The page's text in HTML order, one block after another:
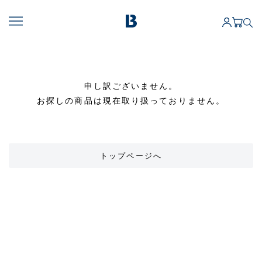
申し訳ございません。
お探しの商品は現在取り扱っておりません。
トップページへ